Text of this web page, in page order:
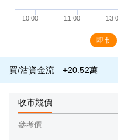
即市
買/沽資金流 +20.52萬
收市競價
參考價